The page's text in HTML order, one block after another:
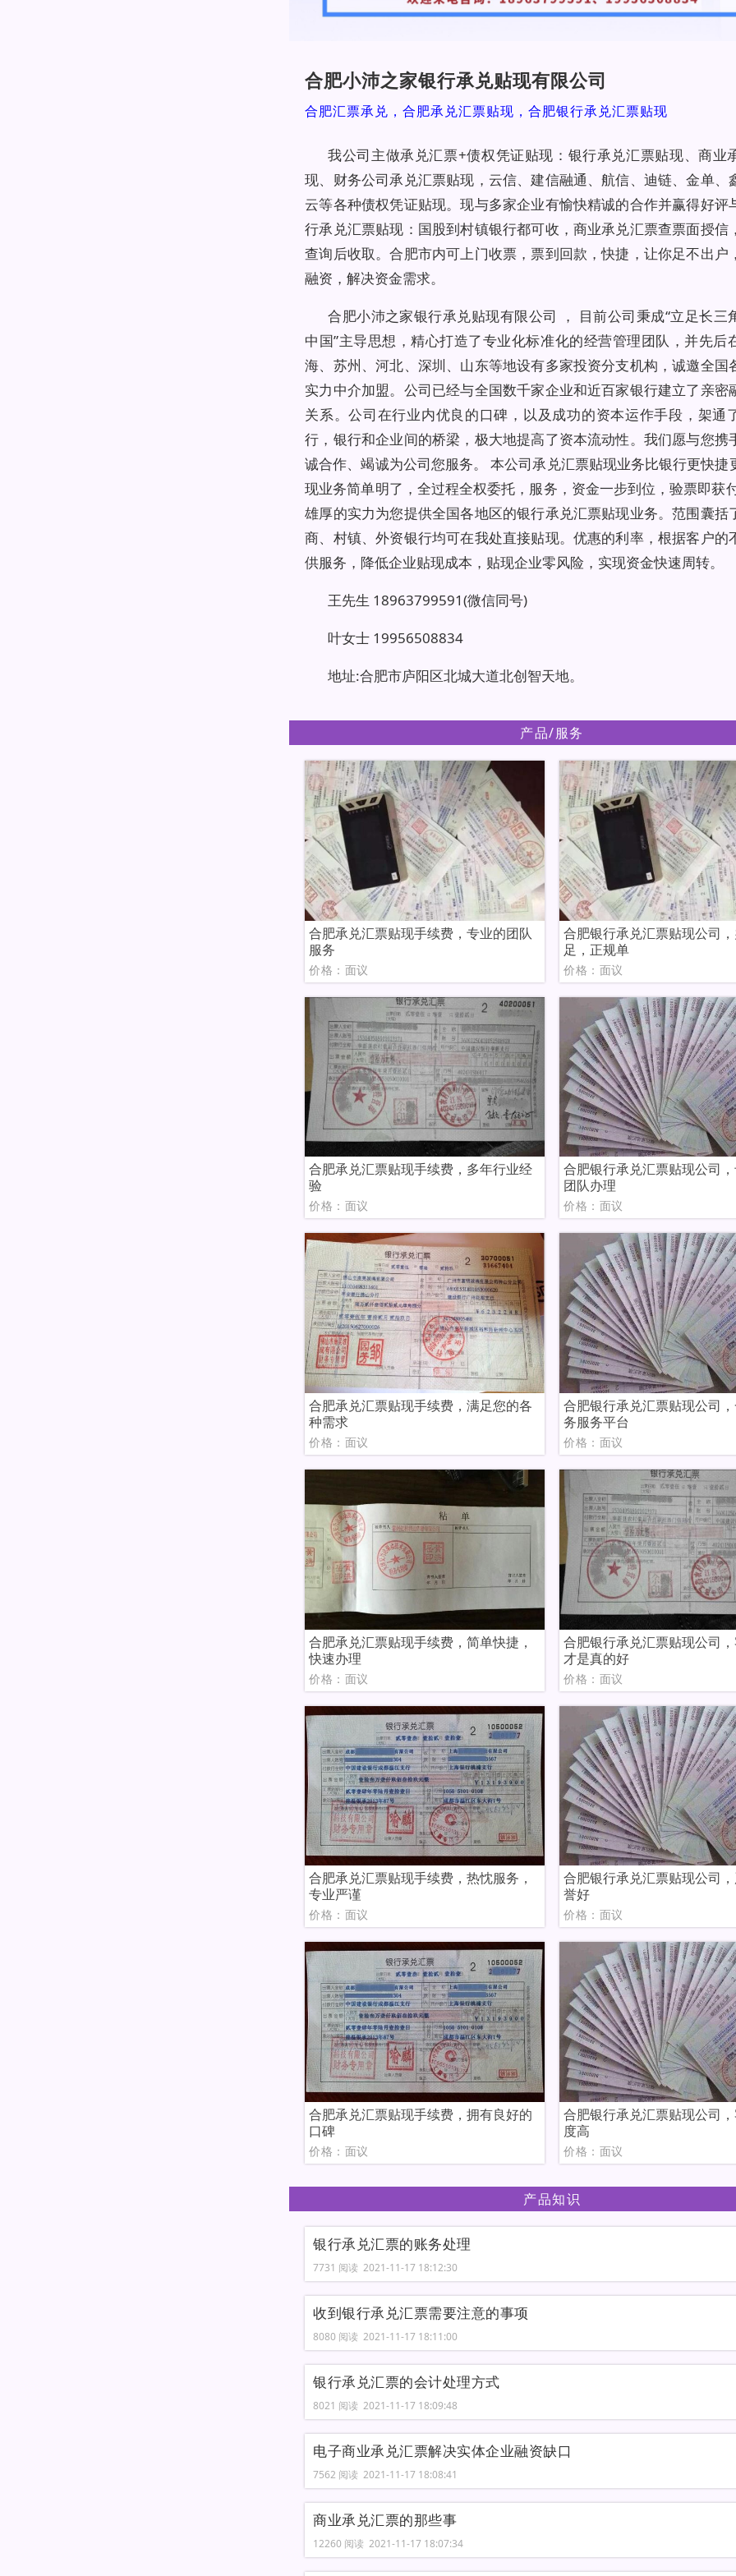
合肥小沛之家银行承兑贴现有限公司
合肥汇票承兑，合肥承兑汇票贴现，合肥银行承兑汇票贴现
我公司主做承兑汇票+债权凭证贴现：银行承兑汇票贴现、商业
现、财务公司承兑汇票贴现，云信、建信融通、航信、迪链、金单、
云等各种债权凭证贴现。现与多家企业有愉快精诚的合作并赢得好评
行承兑汇票贴现：国股到村镇银行都可收，商业承兑汇票查票面授信
查询后收取。合肥市内可上门收票，票到回款，快捷，让你足不出户
融资，解决资金需求。
合肥小沛之家银行承兑贴现有限公司 ， 目前公司秉成“立足长三
中国”主导思想，精心打造了专业化标准化的经营管理团队，并先后
海、苏州、河北、深圳、山东等地设有多家投资分支机构，诚邀全国
实力中介加盟。公司已经与全国数千家企业和近百家银行建立了亲密
关系。公司在行业内优良的口碑，以及成功的资本运作手段，架通
行，银行和企业间的桥梁，极大地提高了资本流动性。我们愿与您携
诚合作、竭诚为公司您服务。 本公司承兑汇票贴现业务比银行更快捷
现业务简单明了，全过程全权委托，服务，资金一步到位，验票即获
雄厚的实力为您提供全国各地区的银行承兑汇票贴现业务。范围囊括
商、村镇、外资银行均可在我处直接贴现。优惠的利率，根据客户的
供服务，降低企业贴现成本，贴现企业零风险，实现资金快速周转。
王先生 18963799591(微信同号)
叶女士 19956508834
地址:合肥市庐阳区北城大道北创智天地。
产品/服务
合肥承兑汇票贴现手续费，专业的团队
服务
价格：面议
合肥银行承兑汇票贴现公司
足，正规单
价格：面议
合肥承兑汇票贴现手续费，多年行业经
验
价格：面议
合肥银行承兑汇票贴现公司
团队办理
价格：面议
合肥承兑汇票贴现手续费，满足您的各
种需求
价格：面议
合肥银行承兑汇票贴现公司
务服务平台
价格：面议
合肥承兑汇票贴现手续费，简单快捷，
快速办理
价格：面议
合肥银行承兑汇票贴现公司
才是真的好
价格：面议
合肥承兑汇票贴现手续费，热忱服务，
专业严谨
价格：面议
合肥银行承兑汇票贴现公司
誉好
价格：面议
合肥承兑汇票贴现手续费，拥有良好的
口碑
价格：面议
合肥银行承兑汇票贴现公司
度高
价格：面议
产品知识
银行承兑汇票的账务处理
7731 阅读 2021-11-17 18:12:30
收到银行承兑汇票需要注意的事项
8080 阅读 2021-11-17 18:11:00
银行承兑汇票的会计处理方式
8021 阅读 2021-11-17 18:09:48
电子商业承兑汇票解决实体企业融资缺口
7562 阅读 2021-11-17 18:08:41
商业承兑汇票的那些事
12260 阅读 2021-11-17 18:07:34